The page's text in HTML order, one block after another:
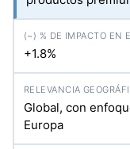
+1.8%
Global, con
Europa